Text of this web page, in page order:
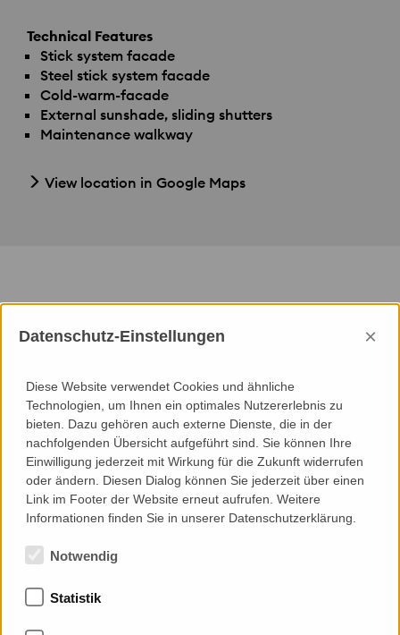
Technical Features
Stick system facade
Steel stick system facade
Cold-warm-facade
External sunshade, sliding shutters
Maintenance walkway
View location in Google Maps
Project Objectives and Brief
Detailed/Developed Design
Technical/Construction Design
Specification/Tender Documentation
Design Compliance Control
Mock-Up Association
Execution Compliance Control
Memberships
Datenschutz-Einstellungen ×
Diese Website verwendet Cookies und ähnliche
Technologien, um Ihnen ein optimales Nutzererlebnis zu
bieten. Dazu gehören auch externe Dienste, die in der
nachfolgenden Übersicht aufgeführt sind. Sie können Ihre
Einwilligung jederzeit mit Wirkung für die Zukunft widerrufen
oder ändern. Diesen Dialog können Sie jederzeit über einen
Link im Footer der Website erneut aufrufen. Weitere
Informationen finden Sie in unserer Datenschutzerklärung.
Notwendig
Statistik